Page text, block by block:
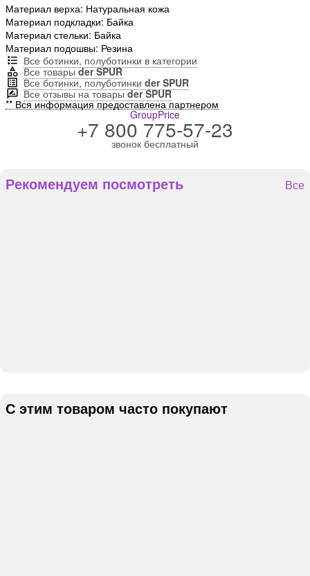
Материал верха: Натуральная кожа
Материал подкладки: Байка
Материал стельки: Байка
Материал подошвы: Резина
Все ботинки, полуботинки в категории
Все товарыder SPUR
Все ботинки, полуботинки der SPUR
Все отзывы на товарыder SPUR
** Вся информация предоставлена партнером
GroupPrice
+7 800 775-57-23
звонок бесплатный
Рекомендуем посмотреть Все
С этим товаром часто покупают